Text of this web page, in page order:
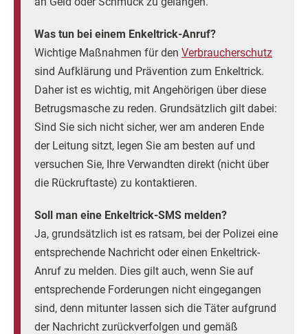
Was tun bei einem Enkeltrick-Anruf?
Wichtige Maßnahmen für den Verbraucherschutz
sind Aufklärung und Prävention zum Enkeltrick.
Daher ist es wichtig, mit Angehörigen über diese
Betrugsmasche zu reden. Grundsätzlich gilt dabei:
Sind Sie sich nicht sicher, wer am anderen Ende
der Leitung sitzt, legen Sie am besten auf und
versuchen Sie, Ihre Verwandten direkt (nicht über
die Rückruftaste) zu kontaktieren.
Soll man eine Enkeltrick-SMS melden?
Ja, grundsätzlich ist es ratsam, bei der Polizei eine
entsprechende Nachricht oder einen Enkeltrick-
Anruf zu melden. Dies gilt auch, wenn Sie auf
entsprechende Forderungen nicht eingegangen
sind, denn mitunter lassen sich die Täter aufgrund
der Nachricht zurückverfolgen und gemäß